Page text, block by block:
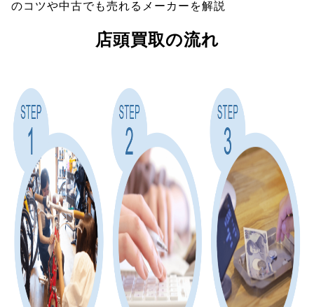
のコツや中古でも売れるメーカーを解説
店頭買取の流れ